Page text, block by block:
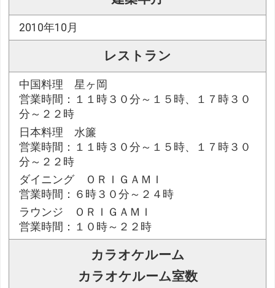
2010年10月
レストラン
中国料理 星ヶ岡
営業時間：１１時３０分～１５時、１７時３０
分～２２時
日本料理 水簾
営業時間：１１時３０分～１５時、１７時３０
分～２２時
ダイニング ＯＲＩＧＡＭＩ
営業時間：６時３０分～２４時
ラウンジ ＯＲＩＧＡＭＩ
営業時間：１０時～２２時
カラオケルーム
カラオケルーム室数